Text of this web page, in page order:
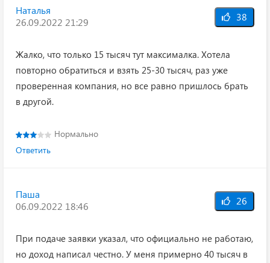
Наталья
26.09.2022 21:29
38
Жалко, что только 15 тысяч тут максималка. Хотела
повторно обратиться и взять 25-30 тысяч, раз уже
проверенная компания, но все равно пришлось брать
в другой.
Нормально
Ответить
Паша
06.09.2022 18:46
26
При подаче заявки указал, что официально не работаю,
но доход написал честно. У меня примерно 40 тысяч в